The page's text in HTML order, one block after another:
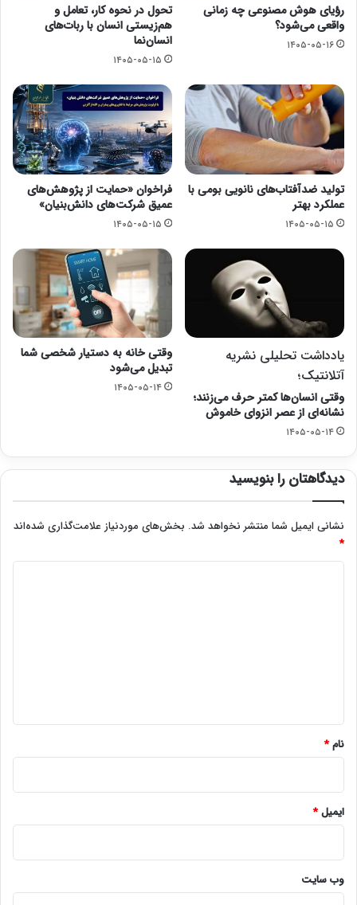
رؤیای هوش مصنوعی چه زمانی
واقعی می‌شود؟
۱۴۰۵-۰۵-۱۶
تحول در نحوه کار، تعامل و
هم‌زیستی انسان با ربات‌های
انسان‌نما
۱۴۰۵-۰۵-۱۵
تولید ضدآفتاب‌های نانویی بومی با
عملکرد بهتر
۱۴۰۵-۰۵-۱۵
فراخوان «حمایت از پژوهش‌های
عمیق شرکت‌های دانش‌بنیان»
۱۴۰۵-۰۵-۱۵
یادداشت تحلیلی نشریه
آتلانتیک؛
وقتی انسان‌ها کمتر حرف می‌زنند؛
نشانه‌ای از عصر انزوای خاموش
۱۴۰۵-۰۵-۱۴
وقتی خانه به دستیار شخصی شما
تبدیل می‌شود
۱۴۰۵-۰۵-۱۴
دیدگاهتان را بنویسید
نشانی ایمیل شما منتشر نخواهد شد. بخش‌های موردنیاز علامت‌گذاری شده‌اند
*
نام*
ایمیل*
وب‌ سایت